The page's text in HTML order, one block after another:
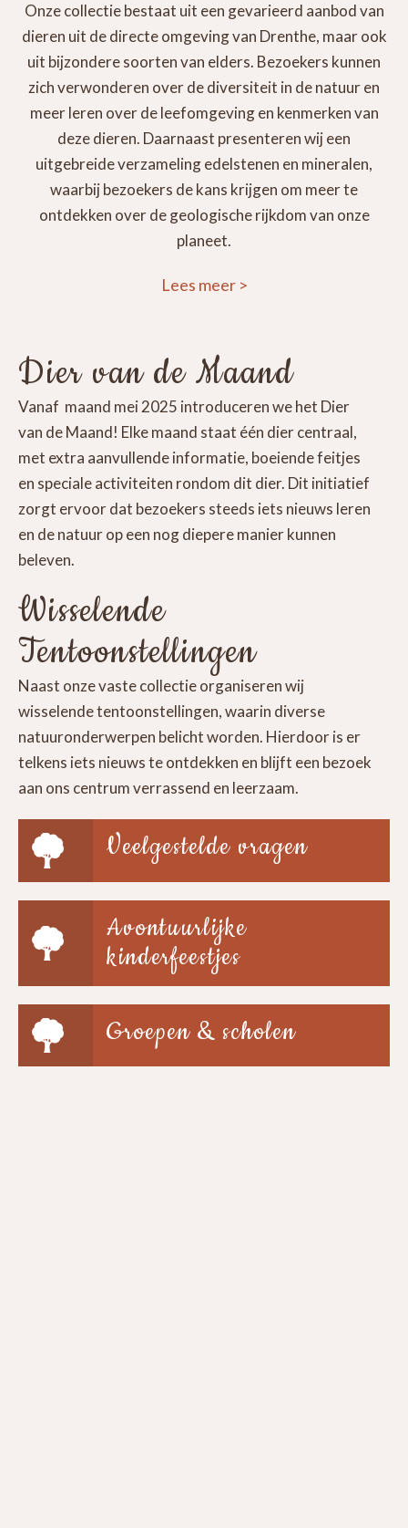
Onze collectie bestaat uit een gevarieerd aanbod van
dieren uit de directe omgeving van Drenthe, maar ook
uit bijzondere soorten van elders. Bezoekers kunnen
zich verwonderen over de diversiteit in de natuur en
meer leren over de leefomgeving en kenmerken van
deze dieren. Daarnaast presenteren wij een
uitgebreide verzameling edelstenen en mineralen,
waarbij bezoekers de kans krijgen om meer te
ontdekken over de geologische rijkdom van onze
planeet.
Lees meer >
Dier van de Maand
Vanaf maand mei 2025 introduceren we het Dier
van de Maand! Elke maand staat één dier centraal,
met extra aanvullende informatie, boeiende feitjes
en speciale activiteiten rondom dit dier. Dit initiatief
zorgt ervoor dat bezoekers steeds iets nieuws leren
en de natuur op een nog diepere manier kunnen
beleven.
Wisselende
Tentoonstellingen
Naast onze vaste collectie organiseren wij
wisselende tentoonstellingen, waarin diverse
natuuronderwerpen belicht worden. Hierdoor is er
telkens iets nieuws te ontdekken en blijft een bezoek
aan ons centrum verrassend en leerzaam.
Veelgestelde vragen
Avontuurlijke
kinderfeestjes
Groepen & scholen